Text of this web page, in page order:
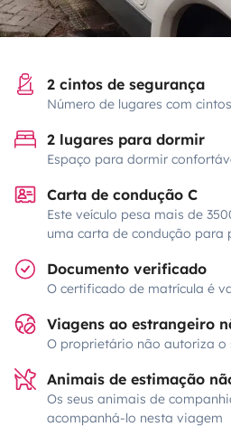
2 cintos de segurança
Número de lugares com
2 lugares para dormir
Espaço para dormir
Carta de condução C
Este veículo pesa mais de
uma carta de condução para
Documento verificado
O certificado de matrícula é
Viagens ao estrangeiro
O proprietário não autoriza o
Animais de estimação
Os seus animais de
acompanhá-lo nesta viagem